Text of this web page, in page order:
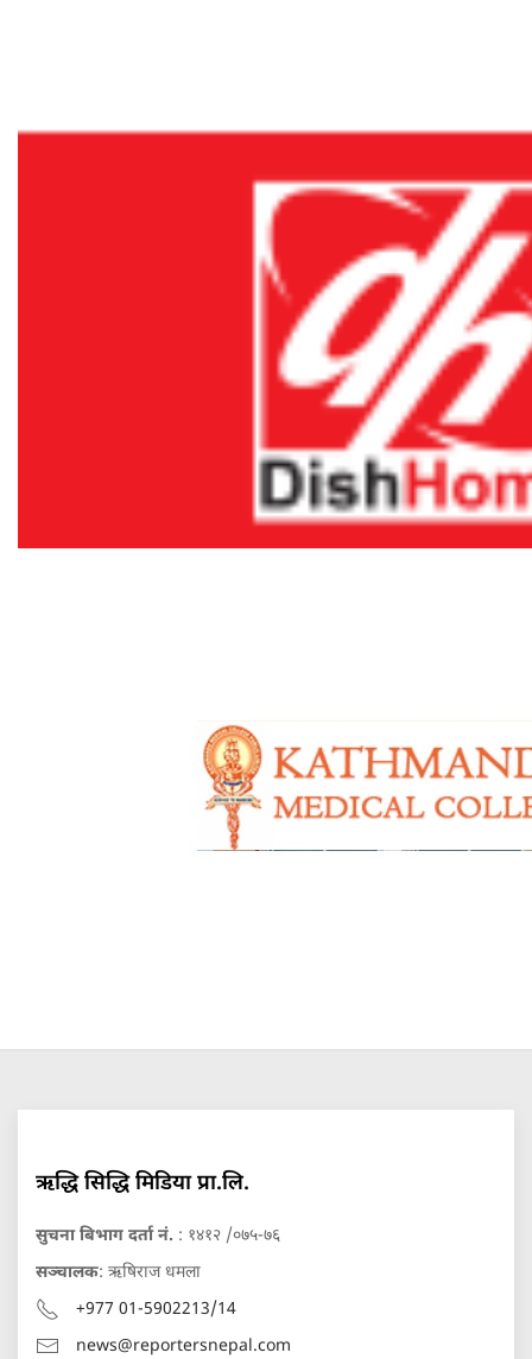
ऋद्धि सिद्धि मिडिया प्रा.लि.
सुचना बिभाग दर्ता नं. : १४१२ /०७५-७६
सञ्चालक: ऋषिराज धमला
+977 01-5902213/14
news@reportersnepal.com